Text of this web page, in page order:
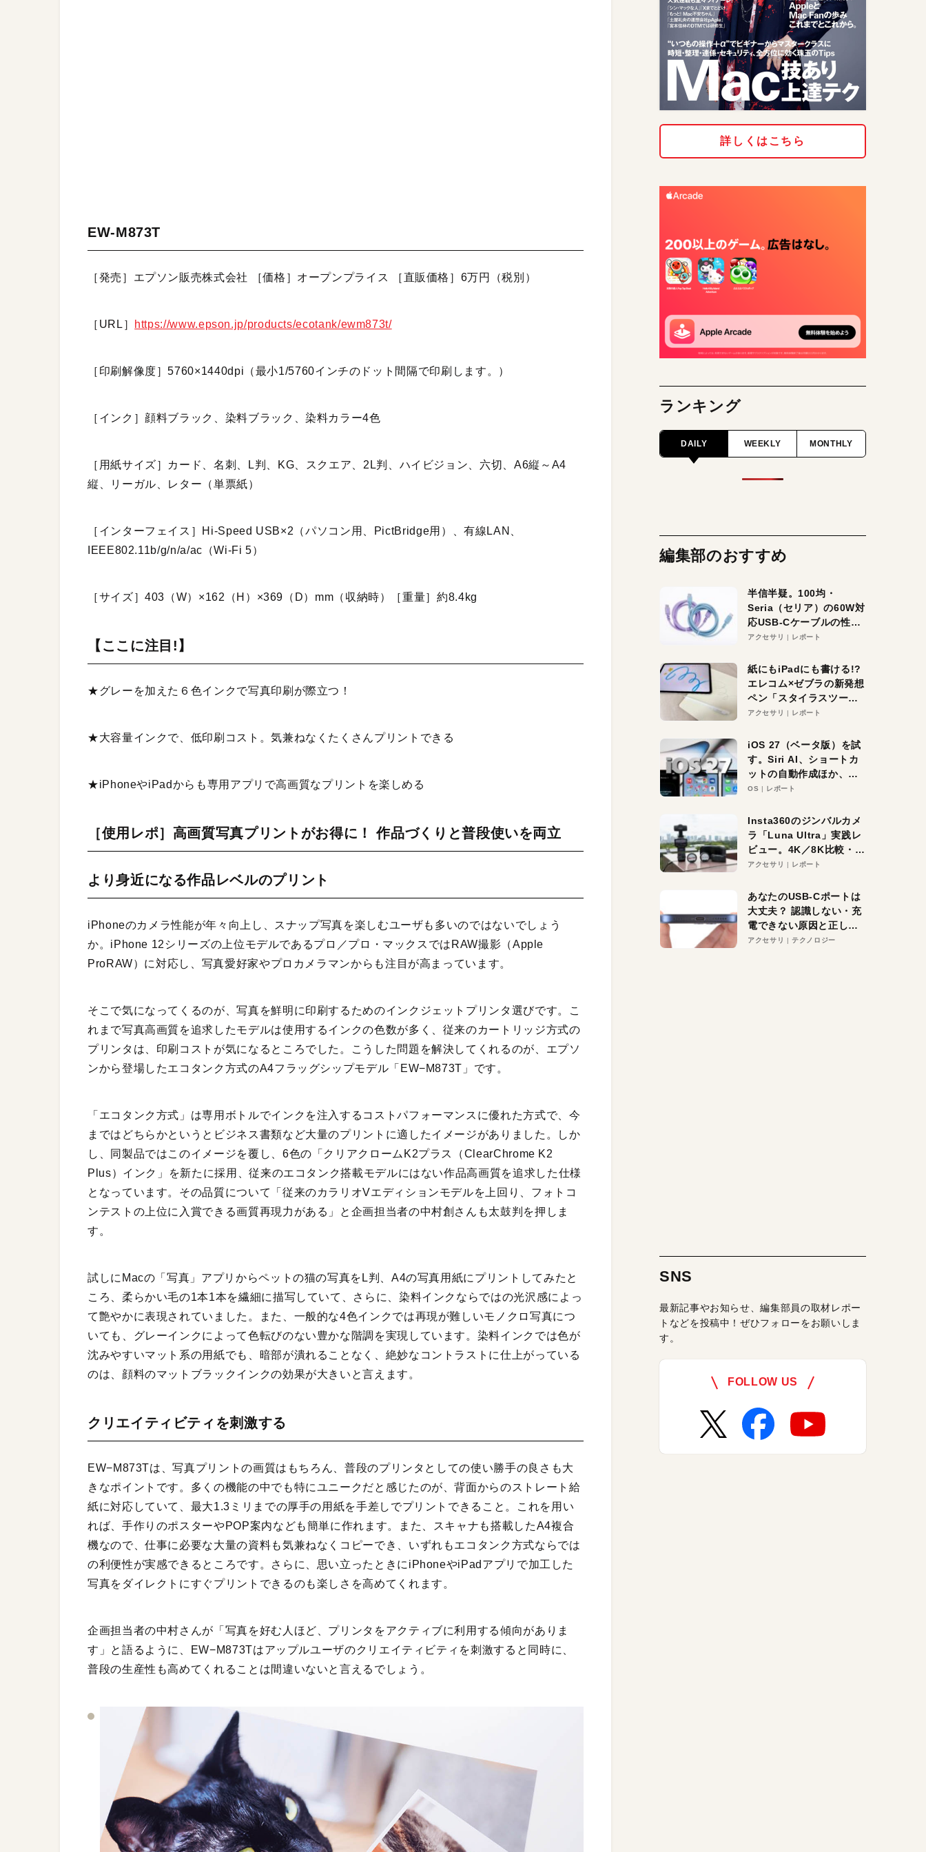
EW-M873T
［発売］エプソン販売株式会社 ［価格］オープンプライス ［直販価格］6万円（税別）
［URL］ https://www.epson.jp/products/ecotank/ewm873t/
［印刷解像度］5760×1440dpi（最小1/5760インチのドット間隔で印刷します。）
［インク］顔料ブラック、染料ブラック、染料カラー4色
［用紙サイズ］カード、名刺、L判、KG、スクエア、2L判、ハイビジョン、六切、A6縦～A4
縦、リーガル、レター（単票紙）
［インターフェイス］Hi-Speed USB×2（パソコン用、PictBridge用）、有線LAN、
IEEE802.11b/g/n/a/ac（Wi-Fi 5）
［サイズ］403（W）×162（H）×369（D）mm（収納時）［重量］約8.4kg
【ここに注目!】
★グレーを加えた６色インクで写真印刷が際立つ！
★大容量インクで、低印刷コスト。気兼ねなくたくさんプリントできる
★iPhoneやiPadからも専用アプリで高画質なプリントを楽しめる
［使用レポ］高画質写真プリントがお得に！ 作品づくりと普段使いを両立
より身近になる作品レベルのプリント
iPhoneのカメラ性能が年々向上し、スナップ写真を楽しむユーザも多いのではないでしょう
か。iPhone 12シリーズの上位モデルであるプロ／プロ・マックスではRAW撮影（Apple
ProRAW）に対応し、写真愛好家やプロカメラマンからも注目が高まっています。
そこで気になってくるのが、写真を鮮明に印刷するためのインクジェットプリンタ選びです。こ
れまで写真高画質を追求したモデルは使用するインクの色数が多く、従来のカートリッジ方式の
プリンタは、印刷コストが気になるところでした。こうした問題を解決してくれるのが、エプソ
ンから登場したエコタンク方式のA4フラッグシップモデル「EW−M873T」です。
「エコタンク方式」は専用ボトルでインクを注入するコストパフォーマンスに優れた方式で、今
まではどちらかというとビジネス書類など大量のプリントに適したイメージがありました。しか
し、同製品ではこのイメージを覆し、6色の「クリアクロームK2プラス（ClearChrome K2
Plus）インク」を新たに採用、従来のエコタンク搭載モデルにはない作品高画質を追求した仕様
となっています。その品質について「従来のカラリオVエディションモデルを上回り、フォトコ
ンテストの上位に入賞できる画質再現力がある」と企画担当者の中村創さんも太鼓判を押しま
す。
試しにMacの「写真」アプリからペットの猫の写真をL判、A4の写真用紙にプリントしてみたと
ころ、柔らかい毛の1本1本を繊細に描写していて、さらに、染料インクならではの光沢感によっ
て艶やかに表現されていました。また、一般的な4色インクでは再現が難しいモノクロ写真につ
いても、グレーインクによって色転びのない豊かな階調を実現しています。染料インクでは色が
沈みやすいマット系の用紙でも、暗部が潰れることなく、絶妙なコントラストに仕上がっている
のは、顔料のマットブラックインクの効果が大きいと言えます。
クリエイティビティを刺激する
EW−M873Tは、写真プリントの画質はもちろん、普段のプリンタとしての使い勝手の良さも大
きなポイントです。多くの機能の中でも特にユニークだと感じたのが、背面からのストレート給
紙に対応していて、最大1.3ミリまでの厚手の用紙を手差しでプリントできること。これを用い
れば、手作りのポスターやPOP案内なども簡単に作れます。また、スキャナも搭載したA4複合
機なので、仕事に必要な大量の資料も気兼ねなくコピーでき、いずれもエコタンク方式ならでは
の利便性が実感できるところです。さらに、思い立ったときにiPhoneやiPadアプリで加工した
写真をダイレクトにすぐプリントできるのも楽しさを高めてくれます。
企画担当者の中村さんが「写真を好む人ほど、プリンタをアクティブに利用する傾向がありま
す」と語るように、EW−M873Tはアップルユーザのクリエイティビティを刺激すると同時に、
普段の生産性も高めてくれることは間違いないと言えるでしょう。
詳しくはこちら
ランキング
DAILY WEEKLY MONTHLY
編集部のおすすめ
半信半疑。100均・
Seria（セリア）の60W対
応USB-Cケーブルの性能
を検証。超コスパの1本を
アクセサリ レポート
紙にもiPadにも書ける!?
エレコム×ゼブラの新発想
ペン「スタイラスツーウ
ェイ」レビュー。持ち替
アクセサリ レポート
iOS 27（ベータ版）を試
す。Siri AI、ショートカ
ットの自動作成ほか、期
待大の便利機能5選。
る未来はすぐそこ！
OS レポート
Insta360のジンバルカメ
ラ「Luna Ultra」実践レ
ビュー。4K／8K比較・ズ
ーム・夜間撮影をチェッ
アクセサリ レポート
あなたのUSB-Cポートは
大丈夫？ 認識しない・充
電できない原因と正しい
対策
アクセサリ テクノロジー
SNS
最新記事やお知らせ、編集部員の取材レポー
トなどを投稿中！ぜひフォローをお願いしま
す。
FOLLOW US